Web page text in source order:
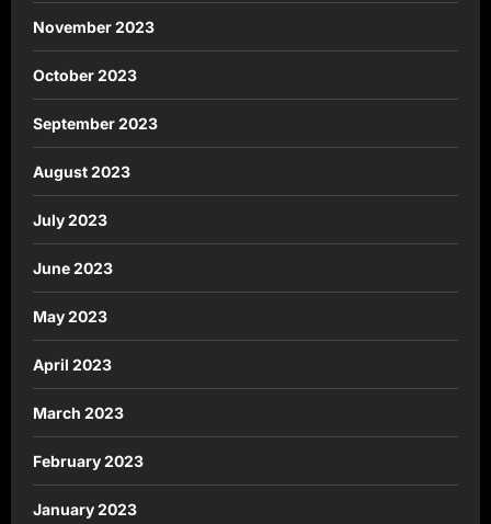
November 2023
October 2023
September 2023
August 2023
July 2023
June 2023
May 2023
April 2023
March 2023
February 2023
January 2023